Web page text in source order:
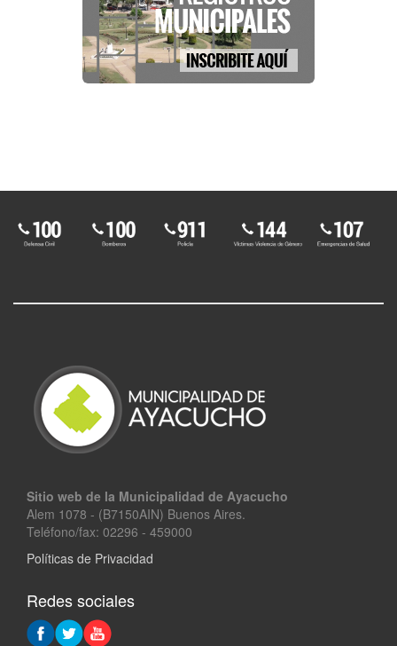
Sitio web de la Municipalidad de Ayacucho
Alem 1078 - (B7150AIN) Buenos Aires.
Teléfono/fax: 02296 - 459000
Políticas de Privacidad
Redes sociales